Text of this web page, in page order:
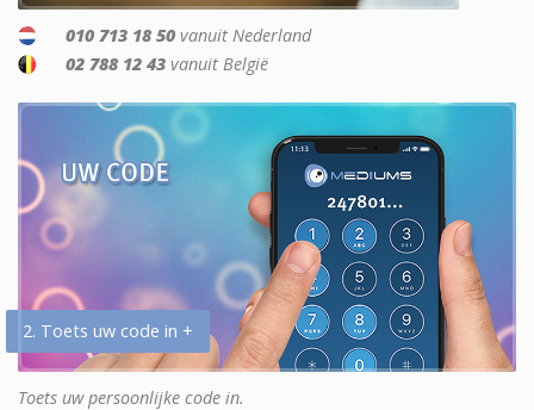
010 713 18 50 vanuit Nederland
02 788 12 43 vanuit België
2. Toets uw code in +
Toets uw persoonlijke code in.